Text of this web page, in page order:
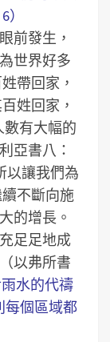
前發生，
世界好多
帶回家，
姓回家，
數有大幅的
亞書八：
以讓我們為
不斷向施
的增長。
足足地成
以弗所書
水的代禱
個區域都